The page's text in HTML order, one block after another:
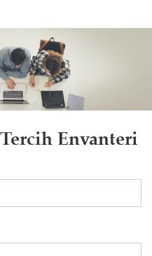
Envanteri